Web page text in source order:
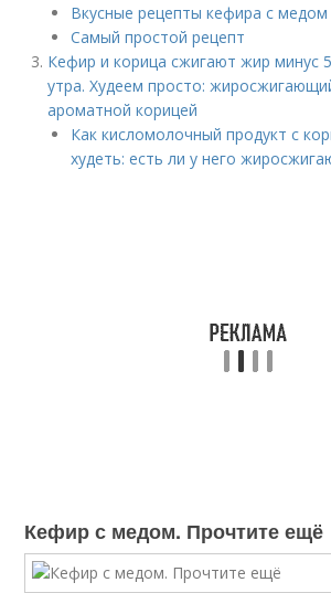
Вкусные рецепты кефира с медом
Самый простой рецепт
Кефир и корица сжигают жир минус
утра. Худеем просто:
ароматной корицей
Как кисломолочный продукт с
худеть: есть ли у него
Кефир с медом. Прочтите ещё